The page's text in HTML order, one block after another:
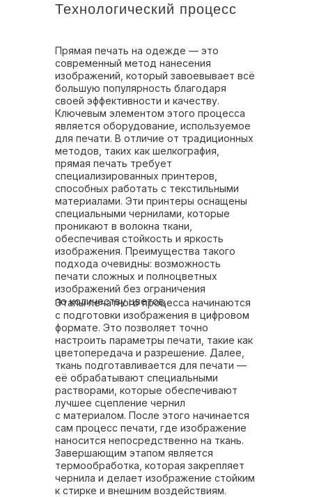
Технологический процесс
Прямая печать на одежде — это
современный метод нанесения
изображений, который завоевывает всё
большую популярность благодаря
своей эффективности и качеству.
Ключевым элементом этого процесса
является оборудование, используемое
для печати. В отличие от традиционных
методов, таких как шелкография,
прямая печать требует
специализированных принтеров,
способных работать с текстильными
материалами. Эти принтеры оснащены
специальными чернилами, которые
проникают в волокна ткани,
обеспечивая стойкость и яркость
изображения. Преимущества такого
подхода очевидны: возможность
печати сложных и полноцветных
изображений без ограничения
по количеству цветов.
Этапы печатного процесса начинаются
с подготовки изображения в цифровом
формате. Это позволяет точно
настроить параметры печати, такие как
цветопередача и разрешение. Далее,
ткань подготавливается для печати —
её обрабатывают специальными
растворами, которые обеспечивают
лучшее сцепление чернил
с материалом. После этого начинается
сам процесс печати, где изображение
наносится непосредственно на ткань.
Завершающим этапом является
термообработка, которая закрепляет
чернила и делает изображение стойким
к стирке и внешним воздействиям.